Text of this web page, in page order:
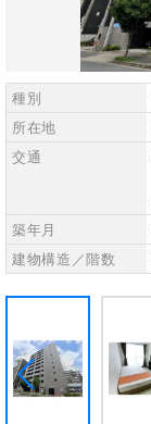
種別
所在地
交通
築年月
建物構造／階数